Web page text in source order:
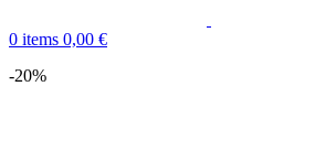
0 items 0,00 €
-20%